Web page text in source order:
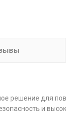
решение для
и